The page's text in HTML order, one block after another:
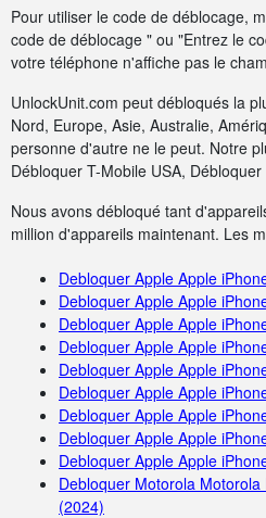
Pour utiliser le code de déblocage,
code de déblocage " ou "Entrez le
votre téléphone n'affiche pas le
UnlockUnit.com peut débloqués la
Nord, Europe, Asie, Australie,
personne d'autre ne le peut. Notre
Débloquer T-Mobile USA,
Nous avons débloqué tant
million d'appareils maintenant. Les
Debloquer Apple Apple
Debloquer Apple Apple
Debloquer Apple Apple
Debloquer Apple Apple
Debloquer Apple Apple
Debloquer Apple Apple
Debloquer Apple Apple
Debloquer Apple Apple
Debloquer Apple Apple
Debloquer Motorola Motorola
(2024)